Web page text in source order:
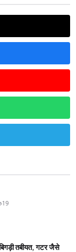
19
तबीयत, गटर जैसे